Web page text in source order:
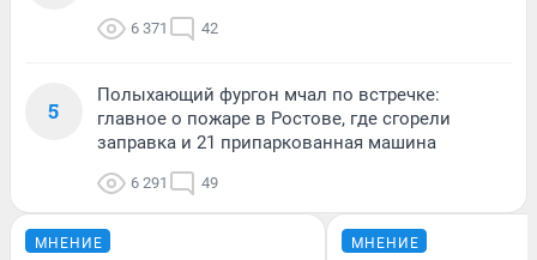
6 371 42
5
Полыхающий фургон мчал по встречке:
главное о пожаре в Ростове, где сгорели
заправка и 21 припаркованная машина
6 291 49
МНЕНИЕ МНЕНИЕ